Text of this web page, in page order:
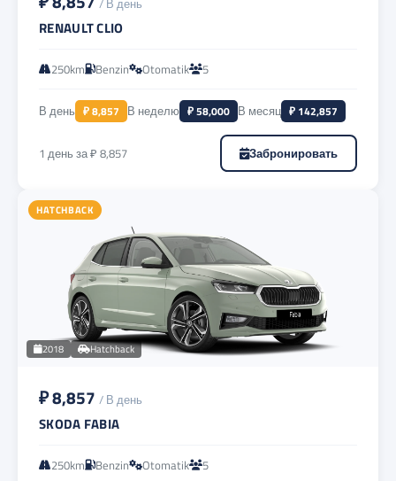
/ В день
RENAULT CLIO
250km Benzin Otomatik 5
В день ₽ 8,857 В неделю ₽ 58,000 В месяц ₽ 142,857
1 день за ₽ 8,857 Забронировать
HATCHBACK
2018 Hatchback
₽ 8,857 / В день
SKODA FABIA
250km Benzin Otomatik 5